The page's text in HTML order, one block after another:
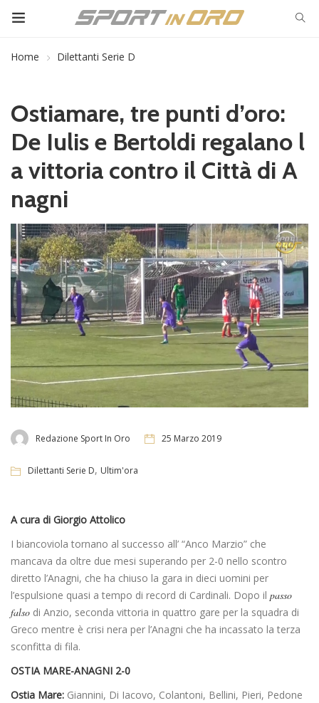
Home Dilettanti Serie D
Ostiamare, tre punti d’oro:
De Iulis e Bertoldi regalano l
a vittoria contro il Città di A
nagni
Redazione Sport In Oro 25 Marzo 2019
Dilettanti Serie D, Ultim'ora
A cura di Giorgio Attolico
I biancoviola tornano al successo all’ “Anco Marzio” che
mancava da oltre due mesi superando per 2-0 nello scontro
diretto l’Anagni, che ha chiuso la gara in dieci uomini per
l’espulsione quasi a tempo di record di Cardinali. Dopo il passo
falso di Anzio, seconda vittoria in quattro gare per la squadra di
Greco mentre è crisi nera per l’Anagni che ha incassato la terza
sconfitta di fila.
OSTIA MARE-ANAGNI 2-0
Ostia Mare: Giannini, Di Iacovo, Colantoni, Bellini, Pieri, Pedone